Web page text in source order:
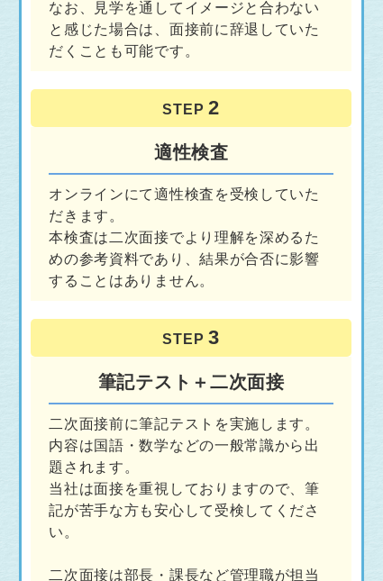
なお、見学を通してイメージと合わない
と感じた場合は、面接前に辞退していた
だくことも可能です。
STEP
適性検査
オンラインにて適性検査を受検していた
だきます。
本検査は二次面接でより理解を深めるた
めの参考資料であり、結果が合否に影響
することはありません。
STEP
筆記テスト＋二次面接
二次面接前に筆記テストを実施します。
内容は国語・数学などの一般常識から出
題されます。
当社は面接を重視しておりますので、筆
記が苦手な方も安心して受検してくださ
い。
二次面接は部長・課長など管理職が担当